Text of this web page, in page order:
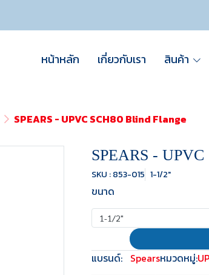
หน้าหลัก เกี่ยวกับเรา สินค้า
SPEARS - UPVC SCH80 Blind Flange
SPEARS -
SKU : 853-015 1-1/2"
ขนาด
1-1/2"
แบรนด์: Spearsหมวดหมู่: